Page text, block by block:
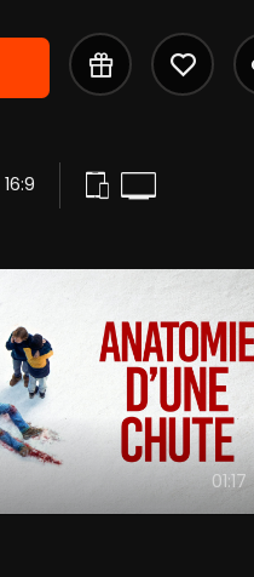
16:9
01:17